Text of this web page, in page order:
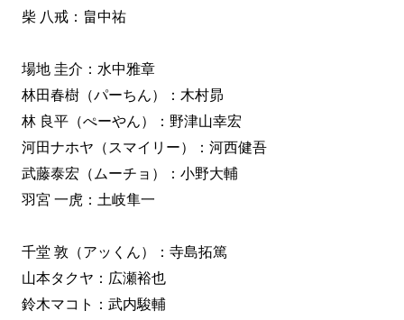
柴 八戒：畠中祐
場地 圭介：水中雅章
林田春樹（パーちん）：木村昴
林 良平（ぺーやん）：野津山幸宏
河田ナホヤ（スマイリー）：河西健吾
武藤泰宏（ムーチョ）：小野大輔
羽宮 一虎：土岐隼一
千堂 敦（アッくん）：寺島拓篤
山本タクヤ：広瀬裕也
鈴木マコト：武内駿輔